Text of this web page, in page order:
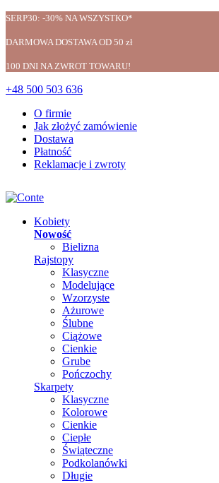
SERP30: -30% NA WSZYSTKO*
DARMOWA DOSTAWA OD 50 zł
100 DNI NA ZWROT TOWARU!
+48 500 503 636
O firmie
Jak złożyć zamówienie
Dostawa
Płatność
Reklamacje i zwroty
Kobiety
Nowość
Bielizna
Rajstopy
Klasyczne
Modelujące
Wzorzyste
Ażurowe
Ślubne
Ciążowe
Cienkie
Grube
Pończochy
Skarpety
Klasyczne
Kolorowe
Cienkie
Ciepłe
Świąteczne
Podkolanówki
Długie